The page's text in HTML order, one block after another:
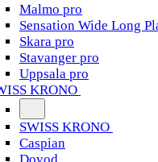
Malmo pro
Sensation Wide Long
Skara pro
Stavanger pro
Uppsala pro
KRONO
SWISS KRONO
Caspian